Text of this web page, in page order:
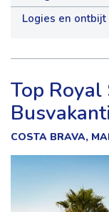
Logies en ontbijt
Top Royal
COSTA BRAVA,